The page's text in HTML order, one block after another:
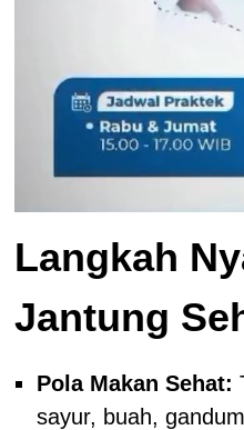
Langkah
Jantung
Pola Makan Sehat:
sayur, buah,